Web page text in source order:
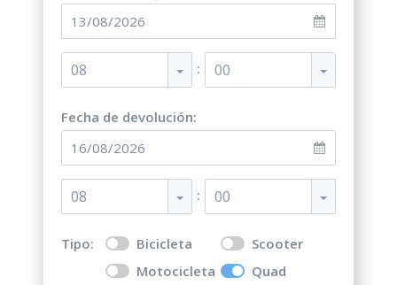
08 : 00
Fecha de devolución:
08 : 00
Tipo: Bicicleta
Scooter
Motocicleta
Quad